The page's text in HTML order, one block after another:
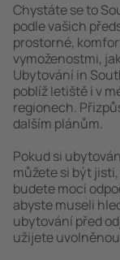
Chystáte se to
podle vašich
prostorné,
vymoženostmi,
Ubytování in
poblíž letiště i v
regionech.
dalším plánům.
Pokud si
můžete si být
budete moci
abyste museli
ubytování před
užijete